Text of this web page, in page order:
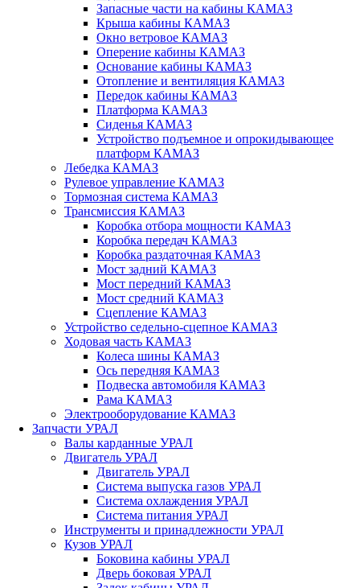
Запасные части на кабины КАМАЗ
Крыша кабины КАМАЗ
Окно ветровое КАМАЗ
Оперение кабины КАМАЗ
Основание кабины КАМАЗ
Отопление и вентиляция КАМАЗ
Передок кабины КАМАЗ
Платформа КАМАЗ
Сиденья КАМАЗ
Устройство подъемное и опрокидывающее
платформ КАМАЗ
Лебедка КАМАЗ
Рулевое управление КАМАЗ
Тормозная система КАМАЗ
Трансмиссия КАМАЗ
Коробка отбора мощности КАМАЗ
Коробка передач КАМАЗ
Коробка раздаточная КАМАЗ
Мост задний КАМАЗ
Мост передний КАМАЗ
Мост средний КАМАЗ
Сцепление КАМАЗ
Устройство седельно-сцепное КАМАЗ
Ходовая часть КАМАЗ
Колеса шины КАМАЗ
Ось передняя КАМАЗ
Подвеска автомобиля КАМАЗ
Рама КАМАЗ
Электрооборудование КАМАЗ
Запчасти УРАЛ
Валы карданные УРАЛ
Двигатель УРАЛ
Двигатель УРАЛ
Система выпуска газов УРАЛ
Система охлаждения УРАЛ
Система питания УРАЛ
Инструменты и принадлежности УРАЛ
Кузов УРАЛ
Боковина кабины УРАЛ
Дверь боковая УРАЛ